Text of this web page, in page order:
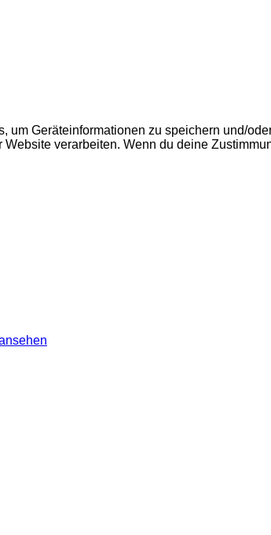
Geräteinformationen zu speichern und/
verarbeiten. Wenn du deine